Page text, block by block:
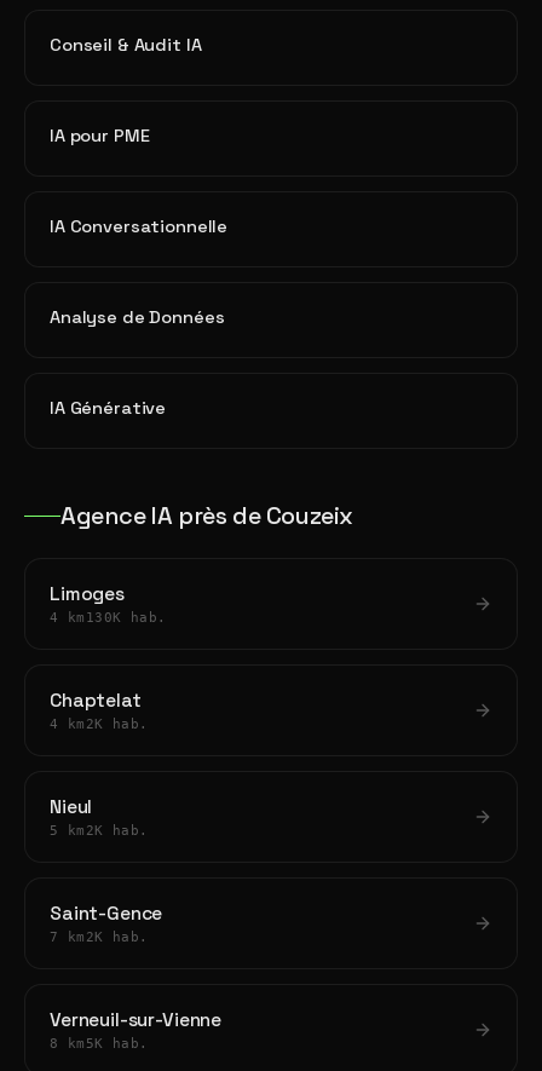
Conseil & Audit IA
IA pour PME
IA Conversationnelle
Analyse de Données
IA Générative
Agence IA près de Couzeix
Limoges
4 km 130K hab.
Chaptelat
4 km 2K hab.
Nieul
5 km 2K hab.
Saint-Gence
7 km 2K hab.
Verneuil-sur-Vienne
8 km 5K hab.